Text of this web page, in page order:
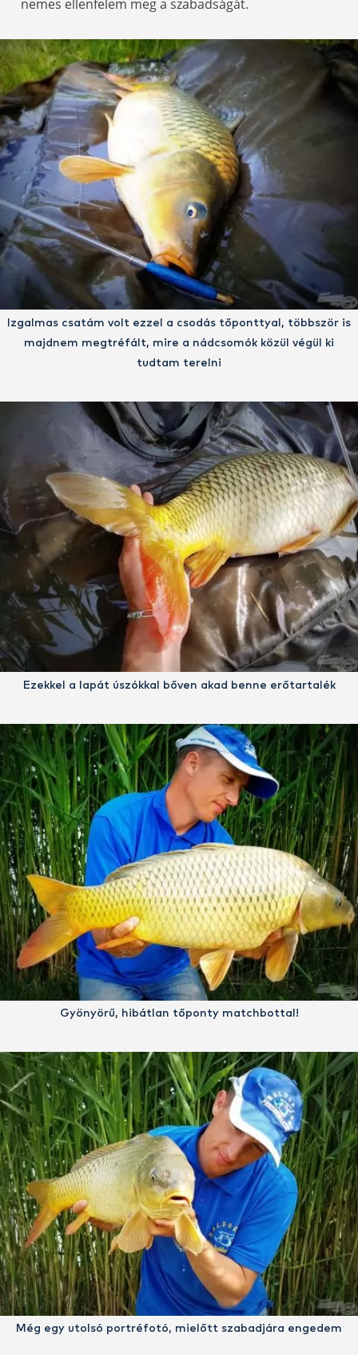
nemes ellenfelem meg a szabadságát.
Izgalmas csatám volt ezzel a csodás tőponttyal, többször is
majdnem megtréfált, mire a nádcsomók közül végül ki
tudtam terelni
Ezekkel a lapát úszókkal bőven akad benne erőtartalék
Gyönyörű, hibátlan tőponty matchbottal!
Még egy utolsó portréfotó, mielőtt szabadjára engedem